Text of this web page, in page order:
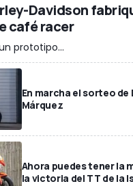
Davidson
café racer
prototipo...
En marcha el sorteo de
Márquez
Ahora puedes tener la
la victoria del TT de la